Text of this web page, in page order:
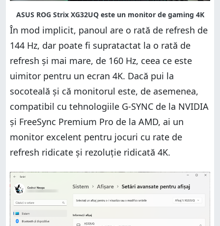
În mod implicit, panoul are o rată de refresh de
144 Hz, dar poate fi supratactat la o rată de
refresh și mai mare, de 160 Hz, ceea ce este
uimitor pentru un ecran 4K. Dacă pui la
socoteală și că monitorul este, de asemenea,
compatibil cu tehnologiile G-SYNC de la NVIDIA
și FreeSync Premium Pro de la AMD, ai un
monitor excelent pentru jocuri cu rate de
refresh ridicate și rezoluție ridicată 4K.